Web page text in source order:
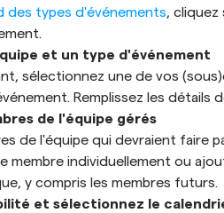
des types d'événements, cliquez
et un type d'événement
sélectionnez une de vos
Remplissez les détails
de l'équipe gérés
de l'équipe qui devraient faire
membre individuellement ou
y compris les membres futurs.
et sélectionnez le